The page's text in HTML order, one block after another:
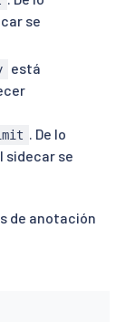
se
está
. De lo
sidecar se
de anotación